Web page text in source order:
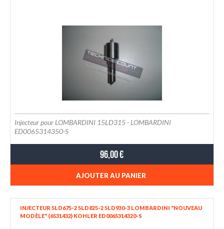
Injecteur pour LOMBARDINI 15LD315 - LOMBARDINI
ED0065314350-S
96,00 €
AJOUTER AU PANIER
INJECTEUR 5LD675-2 5LD825-2 5LD930-3 LOMBARDINI "NOUVEAU
MODÈLE" (6531432) KOHLER ED0065314320-S